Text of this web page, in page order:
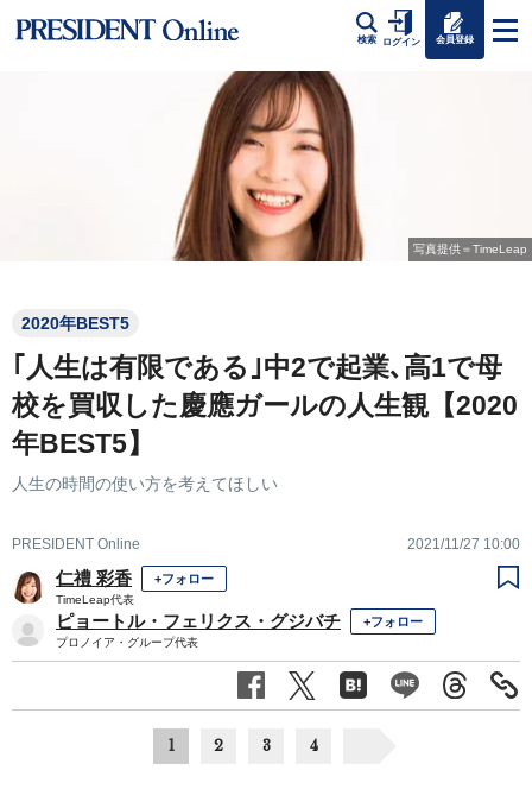
検索 ログイン 会員登録
写真提供＝TimeLeap
2020年BEST5
｢人生は有限である｣中2で起業､高1で母
校を買収した慶應ガールの人生観【2020
年BEST5】
人生の時間の使い方を考えてほしい
PRESIDENT Online 2021/11/27 10:00
仁禮 彩香 +フォロー
TimeLeap代表
ピョートル・フェリクス・グジバチ +フォロー
プロノイア・グループ代表
1 2 3 4